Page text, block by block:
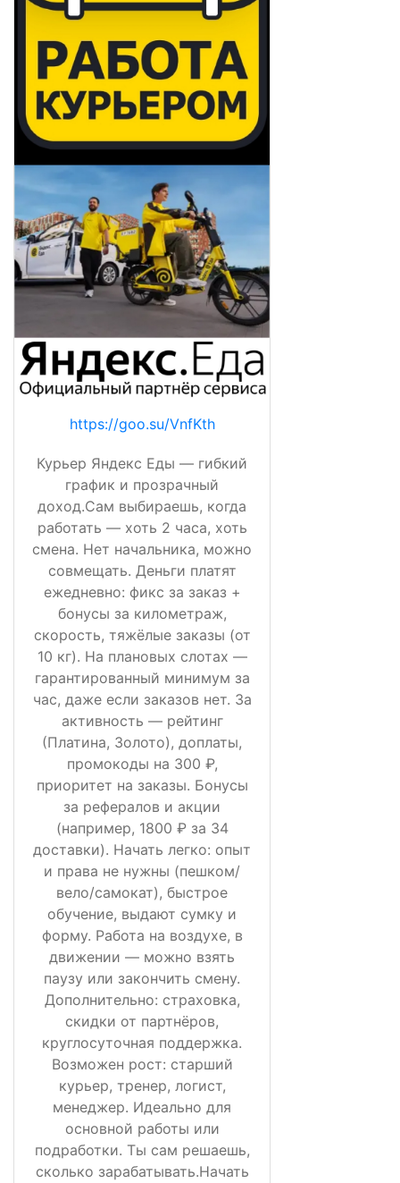
https://goo.su/VnfKth
Курьер Яндекс Еды — гибкий
график и прозрачный
доход.Сам выбираешь, когда
работать — хоть 2 часа, хоть
смена. Нет начальника, можно
совмещать. Деньги платят
ежедневно: фикс за заказ +
бонусы за километраж,
скорость, тяжёлые заказы (от
10 кг). На плановых слотах —
гарантированный минимум за
час, даже если заказов нет. За
активность — рейтинг
(Платина, Золото), доплаты,
промокоды на 300 ₽,
приоритет на заказы. Бонусы
за рефералов и акции
(например, 1800 ₽ за 34
доставки). Начать легко: опыт
и права не нужны (пешком/
вело/самокат), быстрое
обучение, выдают сумку и
форму. Работа на воздухе, в
движении — можно взять
паузу или закончить смену.
Дополнительно: страховка,
скидки от партнёров,
круглосуточная поддержка.
Возможен рост: старший
курьер, тренер, логист,
менеджер. Идеально для
основной работы или
подработки. Ты сам решаешь,
сколько зарабатывать.Начать